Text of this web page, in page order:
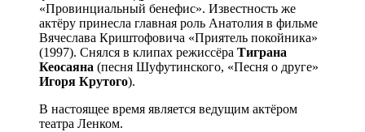
«Провинциальный бенефис». Известность же
актёру принесла главная роль Анатолия в фильме
Вячеслава Криштофовича «Приятель покойника»
(1997). Снялся в клипах режиссёра Тиграна
Кеосаяна (песня Шуфутинского, «Песня о друге»
Игоря Крутого).
В настоящее время является ведущим актёром
театра Ленком.